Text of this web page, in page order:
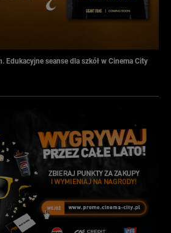
Edukacyjne seanse dla szkół w Cinema City